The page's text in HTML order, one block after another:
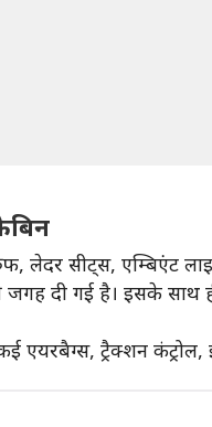
लेदर सीट्स, एम्बिएंट
दी गई है। इसके साथ
एयरबैग्स, ट्रैक्शन